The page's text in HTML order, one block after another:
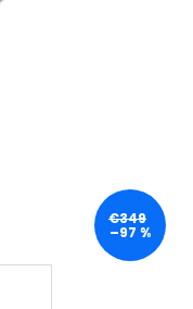
€349
–97 %